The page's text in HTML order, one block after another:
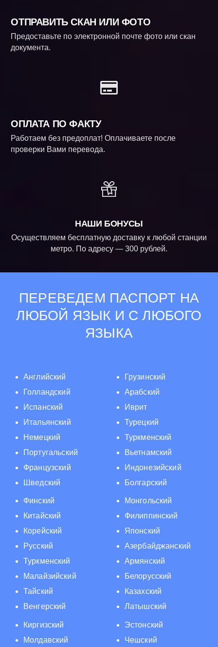
ОТПРАВИТЬ СКАН ИЛИ ФОТО
Предоставьте по электронной почте фото или скан
документа.
ОПЛАТА ПО ФАКТУ
Работаем без предоплат! Оплачиваете после
проверки Вами перевода.
НАШИ БОНУСЫ
Осуществляем бесплатную доставку к любой станции
метро. По адресу — 300 рублей.
ПЕРЕВЕДЕМ ПАСПОРТ НА
ЛЮБОЙ ЯЗЫК И С ЛЮБОГО
ЯЗЫКА
Английский
Голландский
Испанский
Итальянский
Немецкий
Португальский
Французский
Шведский
Грузинский
Арабский
Иврит
Турецкий
Туркменский
Вьетнамский
Индонезийский
Болгарский
Финский
Китайский
Корейский
Русский
Туркменский
Малайзийский
Тайский
Венгерский
Монгольский
Филиппинский
Японский
Азербайджанский
Армянский
Белорусский
Казахский
Латышский
Киргизский
Молдавский
Эстонский
Чешский